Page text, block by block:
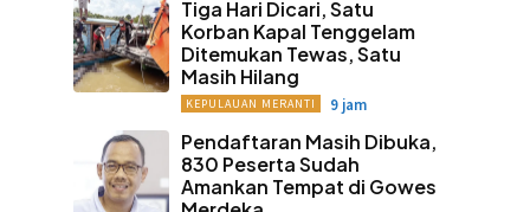
Tiga Hari Dicari, Satu
Korban Kapal Tenggelam
Ditemukan Tewas, Satu
Masih Hilang
KEPULAUAN MERANTI 9 jam
Pendaftaran Masih Dibuka,
830 Peserta Sudah
Amankan Tempat di Gowes